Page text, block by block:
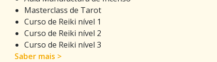
Masterclass de Tarot
Curso de Reiki nível 1
Curso de Reiki nível 2
Curso de Reiki nível 3
Saber mais >